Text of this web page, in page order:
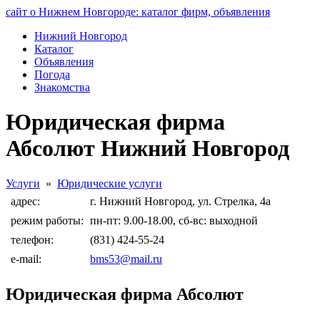
сайт о Нижнем Новгороде: каталог фирм, объявления
Нижний Новгород
Каталог
Объявления
Погода
Знакомства
Юридическая фирма
Абсолют Нижний Новгород
Услуги » Юридические услуги
адрес:
г. Нижний Новгород, ул. Стрелка, 4а
режим работы: пн-пт: 9.00-18.00, сб-вс: выходной
телефон:
(831) 424-55-24
e-mail:
bms53@mail.ru
Юридическая фирма Абсолют